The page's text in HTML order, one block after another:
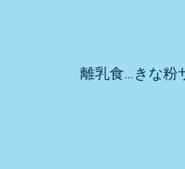
離乳食…きな粉